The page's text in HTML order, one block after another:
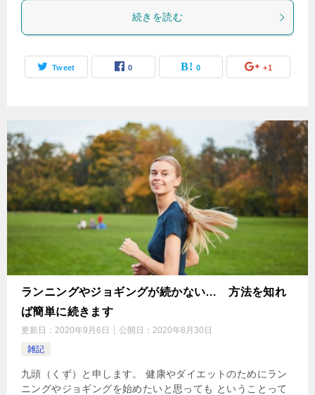
続きを読む
Tweet 0 0 +1
ランニングやジョギングが続かない… 方法を知れ
ば簡単に続きます
更新日： 2020年9月6日 公開日： 2020年8月30日
雑記
九頭（くず）と申します。 健康やダイエットのためにラン
ニングやジョギングを始めたいと思っても ということって